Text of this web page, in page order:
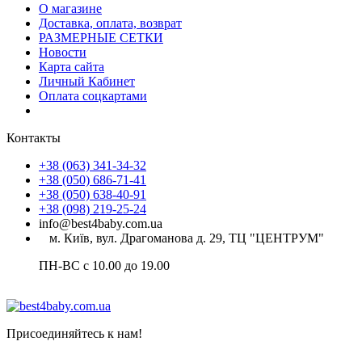
О магазине
Доставка, оплата, возврат
РАЗМЕРНЫЕ СЕТКИ
Новости
Карта сайта
Личный Кабинет
Оплата соцкартами
Контакты
+38 (063) 341-34-32
+38 (050) 686-71-41
+38 (050) 638-40-91
+38 (098) 219-25-24
info@best4baby.com.ua
м. Київ, вул. Драгоманова д. 29, ТЦ "ЦЕНТРУМ"
ПН-ВС с 10.00 до 19.00
Присоединяйтесь к нам!